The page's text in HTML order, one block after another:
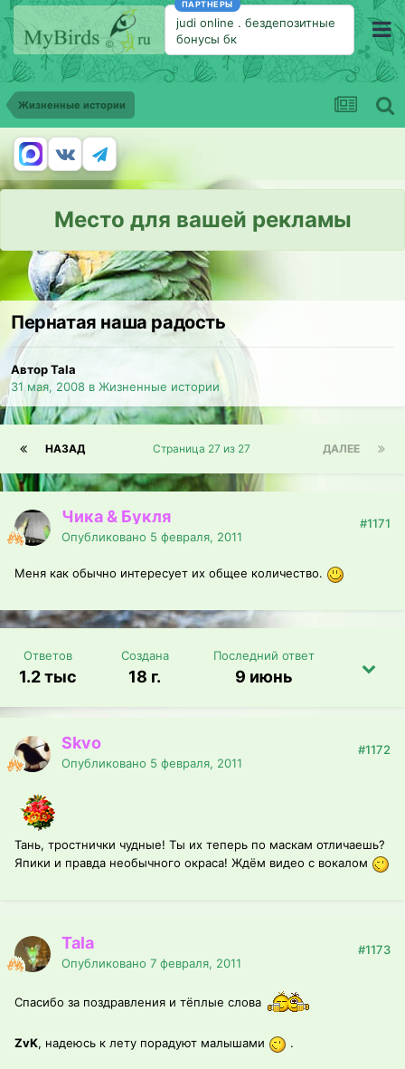
ПАРТНЕРЫ
judi online . бездепозитные
бонусы бк
Жизненные истории
Место для вашей рекламы
Пернатая наша радость
Автор Tala
31 мая, 2008 в Жизненные истории
НАЗАД ДАЛЕЕ
Страница 27 из 27
Чика & Букля
Опубликовано 5 февраля, 2011
#1171
Меня как обычно интересует их общее количество.
Ответов
1.2 тыс
Создана
18 г.
Последний ответ
9 июнь
Skvo
Опубликовано 5 февраля, 2011
#1172
Тань, тростнички чудные! Ты их теперь по маскам отличаешь?
Япики и правда необычного окраса! Ждём видео с вокалом
Tala
Опубликовано 7 февраля, 2011
#1173
Спасибо за поздравления и тёплые слова
ZvK, надеюсь к лету порадуют малышами .